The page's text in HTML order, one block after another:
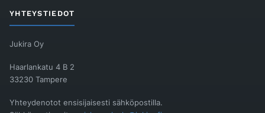
YHTEYSTIEDOT
Jukira Oy
Haarlankatu 4 B 2
33230 Tampere
Yhteydenotot ensisijaisesti sähköpostilla.